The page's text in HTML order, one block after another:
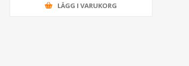
LÄGG I VARUKORG